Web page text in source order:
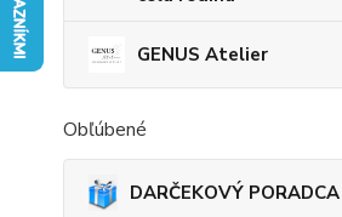
GENUS Atelier
Obľúbené
DARČEKOVÝ PORADCA